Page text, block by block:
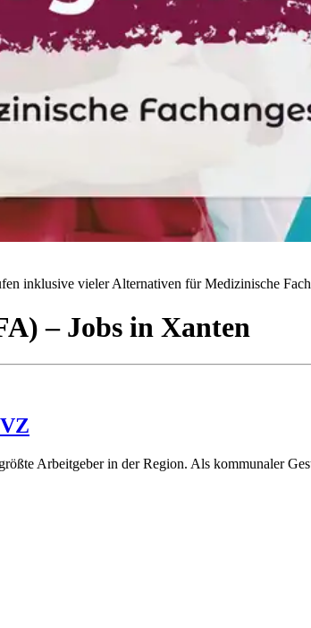
inklusive vieler Alternativen für Medizinische
– Jobs in Xanten
Arbeitgeber in der Region. Als kommunaler